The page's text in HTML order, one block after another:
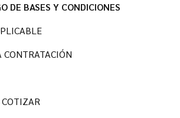
DE BASES Y CONDICIONES